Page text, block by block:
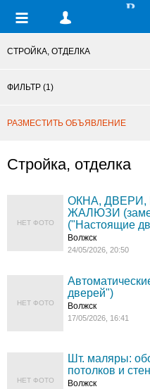
СТРОЙКА, ОТДЕЛКА
ФИЛЬТР (1)
РАЗМЕСТИТЬ ОБЪЯВЛЕНИЕ
Стройка, отделка
НЕТ ФОТО
ОКНА,
ЖАЛЮЗИ
("Настоящие
Волжск
24/05/2026, 20:50
НЕТ ФОТО
дверей")
Волжск
17/05/2026, 16:41
НЕТ ФОТО
Шт. маляры:
потолков и стен
Волжск